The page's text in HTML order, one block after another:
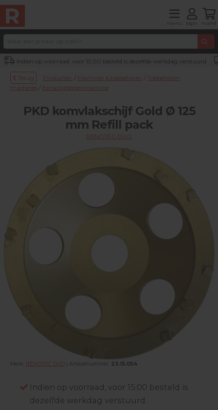
menu login mand
Indien op voorraad, voor 15:00 besteld is dezelfde werkdag verstuurd
Terug Producten / Machines & toebehoren / Toebehoren
machines / Eenschijfsboenmachine
PKD komvlakschijf Gold Ø 125
mm Refill pack
RENOTEC DUO
Merk: RENOTEC DUO | Artikelnummer: 23.15.054
Indien op voorraad, voor 15:00 besteld is
dezelfde werkdag verstuurd.